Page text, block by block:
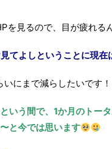
を見るので、目が疲れる
てよしということに現在
にまで減らしたいです！
いう間で、1か月のトー
と今では思います